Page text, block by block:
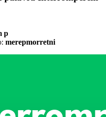
p
merepmorretni